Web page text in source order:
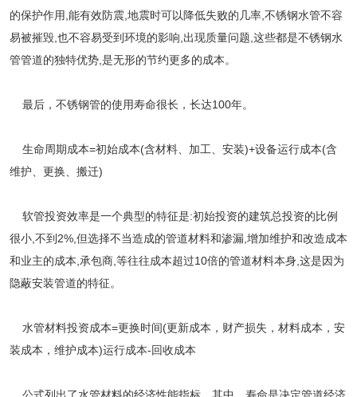
的保护作用,能有效防震,地震时可以降低失败的几率 不锈钢水管不容
易被摧毁 ,也不容易受到环境的影响,出现质量问题,这些都是不锈钢水
管管道的独特优势 ,是无形的节约更多的成本。
最后，不锈钢管的使用寿命很长，长达100年。
生命周期成本=初始成本(含材料、加工、安装)+设备运行成本(含
维护、更换、搬迁)
软管投资效率是一个典型的特征是:初始投资的建筑总投资的比例
很小,不到2%,但选择不当造成的管道材料和渗漏,增加维护和改造成本
和业主的成本,承包商,等往往成本超过10倍的管道材料本身,这是因为
隐蔽安装管道的特征。
水管材料投资成本=更换时间(更新成本，财产损失，材料成本，安
装成本，维护成本)运行成本-回收成本